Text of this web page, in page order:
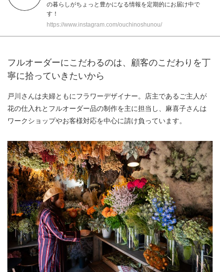
の暮らしがちょっと豊かになる情報を定期的にお届け中で
す！
https://www.instagram.com/ouchinoshunou/
フルオーダーにこだわるのは、顧客のこだわりを丁
寧に拾っていきたいから
戸川さんは夫婦ともにフラワーデザイナー。店主であるご主人が
花の仕入れとフルオーダー品の制作を主に担当し、麻喜子さんは
ワークショップやお客様対応を中心に請け負っています。